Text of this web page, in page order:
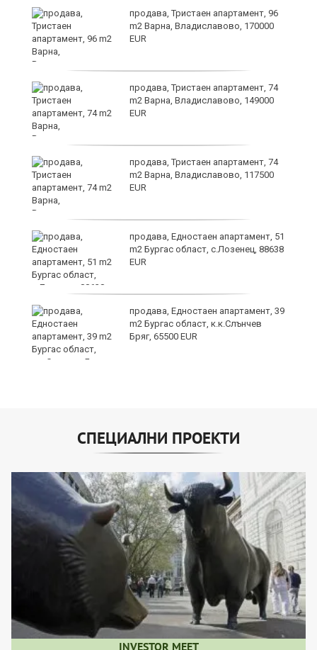
продава, Тристаен апартамент, 96
m2 Варна, Владиславово, 170000
EUR
продава, Тристаен апартамент, 74
m2 Варна, Владиславово, 149000
EUR
продава, Тристаен апартамент, 74
m2 Варна, Владиславово, 117500
EUR
продава, Едностаен апартамент, 51
m2 Бургас област, с.Лозенец, 88638
EUR
продава, Едностаен апартамент, 39
m2 Бургас област, к.к.Слънчев
Бряг, 65500 EUR
СПЕЦИАЛНИ ПРОЕКТИ
INVESTOR MEET